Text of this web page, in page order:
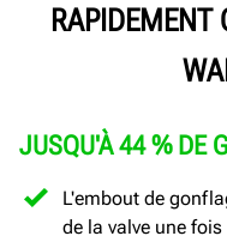
RAPIDEMENT
JUSQU'À 44 % DE
L'embout de
de la valve une